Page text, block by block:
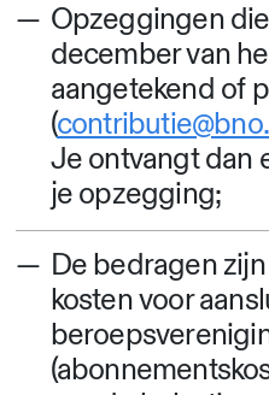
Opzeggingen
december van
aangetekend of
(
Je ontvangt dan
je opzegging;
De bedragen
kosten voor